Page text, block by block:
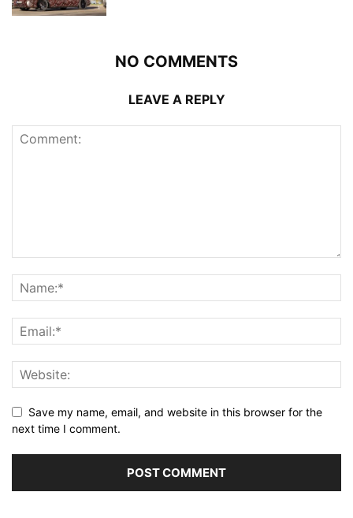
NO COMMENTS
LEAVE A REPLY
Save my name, email, and website in this browser for the
next time I comment.